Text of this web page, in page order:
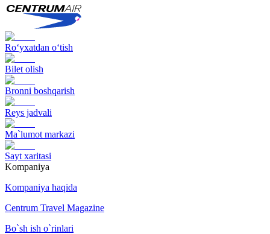
Ro‘yxatdan o‘tish
Bilet olish
Bronni boshqarish
Reys jadvali
Ma`lumot markazi
Sayt xaritasi
Kompaniya
Kompaniya haqida
Centrum Travel Magazine
Bo`sh ish o`rinlari